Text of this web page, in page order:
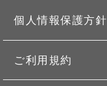
個人情報保護方針
ご利用規約